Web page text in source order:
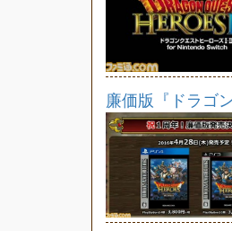
廉価版『ドラゴ